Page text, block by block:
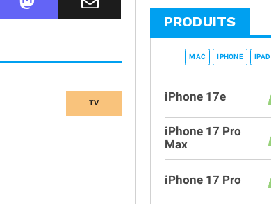
TV
PRODUITS
MAC IPHONE IPAD
iPhone 17e
iPhone 17 Pro
Max
iPhone 17 Pro